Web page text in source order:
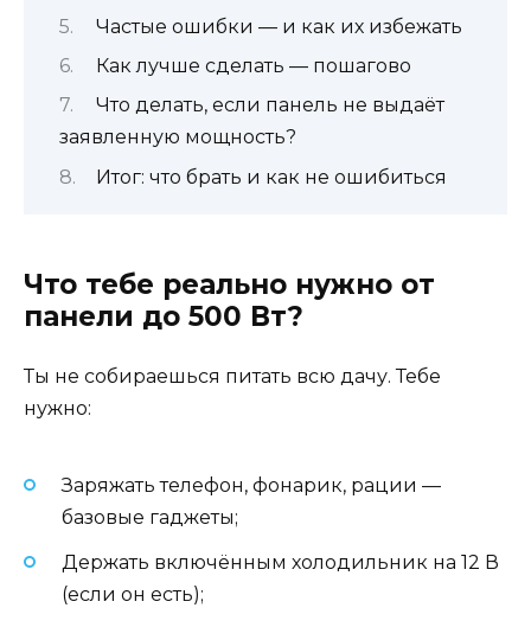
Частые ошибки — и как их избежать
Как лучше сделать — пошагово
Что делать, если панель не выдаёт
заявленную мощность?
Итог: что брать и как не ошибиться
Что тебе реально нужно от
панели до 500 Вт?
Ты не собираешься питать всю дачу. Тебе
нужно:
Заряжать телефон, фонарик, рации —
базовые гаджеты;
Держать включённым холодильник на 12 В
(если он есть);